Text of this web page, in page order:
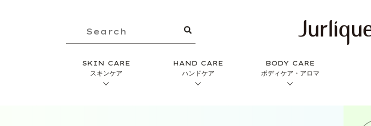
SKIN CARE
スキンケア
HAND CARE
ハンドケア
BODY CARE
ボディケア・アロマ